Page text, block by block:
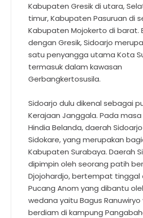
Kabupaten Gresik di utara,
timur, Kabupaten Pasuruan di
Kabupaten Mojokerto di barat.
dengan Gresik, Sidoarjo
satu penyangga utama Kota
termasuk dalam kawasan
Gerbangkertosusila.
Sidoarjo dulu dikenal sebagai
Kerajaan Janggala. Pada
Hindia Belanda, daerah
Sidokare, yang merupakan
Kabupaten Surabaya. Daerah
dipimpin oleh seorang patih
Djojohardjo, bertempat tinggal
Pucang Anom yang dibantu
wedana yaitu Bagus Ranuwiryo
berdiam di kampung